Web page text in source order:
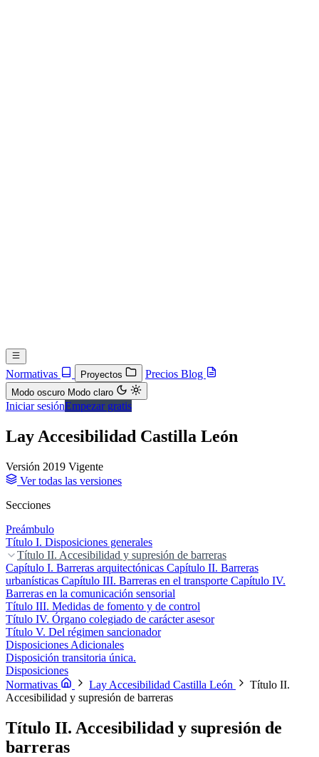
Normativas Proyectos Precios Blog
Modo oscuro Modo claro
Iniciar sesiónEmpezar gratis
Lay Accesibilidad Castilla León
Versión 2019 Vigente
Ver todas las versiones
Secciones
Preámbulo
Título I. Disposiciones generales
Título II. Accesibilidad y supresión de barreras
Capítulo I. Barreras arquitectónicas Capítulo II. Barreras
urbanísticas Capítulo III. Barreras en el transporte Capítulo IV.
Barreras en la comunicación sensorial
Título III. Medidas de fomento y de control
Título IV. Órgano colegiado de carácter asesor
Título V. Del régimen sancionador
Disposiciones Adicionales
Disposición transitoria única.
Disposiciones
Normativas
Lay Accesibilidad Castilla León
Título II.
Accesibilidad y supresión de barreras
Título II. Accesibilidad y supresión de
barreras